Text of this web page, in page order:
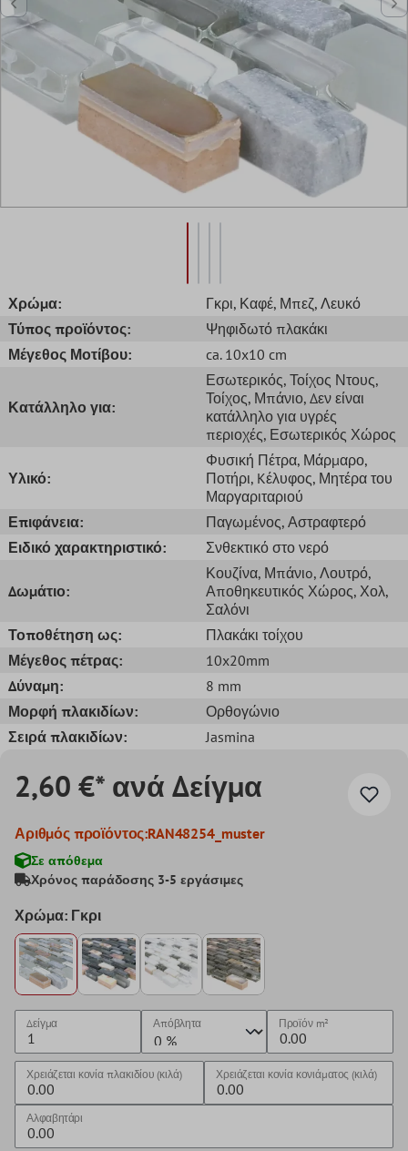
Χρώμα: Γκρι, Καφέ, Μπεζ, Λευκό
Τύπος προϊόντος:
Ψηφιδωτό πλακάκι
Μέγεθος Μοτίβου:
ca. 10x10 cm
Κατάλληλο για:
Εσωτερικός, Τοίχος Ντους,
Τοίχος, Μπάνιο, Δεν είναι
κατάλληλο για υγρές
περιοχές, Εσωτερικός Χώρος
Υλικό:
Φυσική Πέτρα, Μάρμαρο,
Ποτήρι, Kέλυφος, Μητέρα του
Μαργαριταριού
Επιφάνεια:
Παγωμένος, Αστραφτερό
Ειδικό χαρακτηριστικό:
Σνθεκτικό στο νερό
Δωμάτιο:
Κουζίνα, Μπάνιo, Λουτρό,
Αποθηκευτικός Χώρος, Χολ,
Σαλόνι
Τοποθέτηση ως:
Πλακάκι τοίχου
Μέγεθος πέτρας:
10x20mm
Δύναμη:
8 mm
Μορφή πλακιδίων:
Ορθογώνιο
Σειρά πλακιδίων:
Jasmina
2,60 €* ανά Δείγμα
Αριθμός προϊόντος:RAN48254_muster
Σε απόθεμα
Χρόνος παράδοσης 3-5 εργάσιμες
Χρώμα: Γκρι
Δείγμα Απόβλητα Προϊόνm²
Χρειάζεται κονία πλακιδίου (κιλά) Χρειάζεται κονία κονιάματος (κιλά)
Αλφαβητάρι